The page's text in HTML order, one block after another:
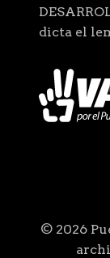
dicta el
© 2026